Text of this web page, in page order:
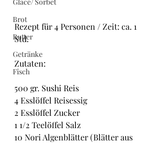
Brot
Butter
Getränke
Fisch
Rezept für 4 Personen / Zeit: ca. 1
Std.
Zutaten:
500 gr. Sushi Reis
4 Esslöffel Reisessig
2 Esslöffel Zucker
1 1/2 Teelöffel Salz
10 Nori Algenblätter (Blätter aus